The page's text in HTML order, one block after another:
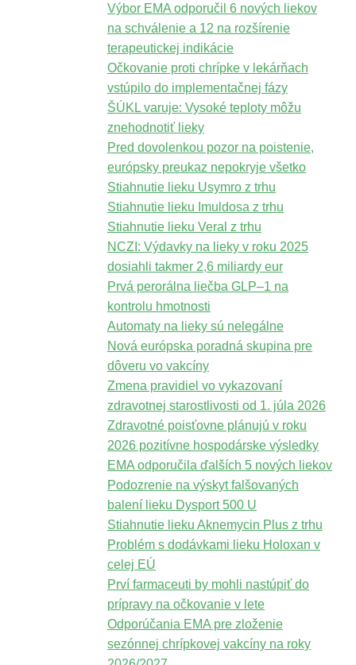
Výbor EMA odporučil 6 nových liekov
na schválenie a 12 na rozšírenie
terapeutickej indikácie
Očkovanie proti chrípke v lekárňach
vstúpilo do implementačnej fázy
ŠÚKL varuje: Vysoké teploty môžu
znehodnotiť lieky
Pred dovolenkou pozor na poistenie,
európsky preukaz nepokryje všetko
Stiahnutie lieku Usymro z trhu
Stiahnutie lieku Imuldosa z trhu
Stiahnutie lieku Veral z trhu
NCZI: Výdavky na lieky v roku 2025
dosiahli takmer 2,6 miliardy eur
Prvá perorálna liečba GLP–1 na
kontrolu hmotnosti
Automaty na lieky sú nelegálne
Nová európska poradná skupina pre
dôveru vo vakcíny
Zmena pravidiel vo vykazovaní
zdravotnej starostlivosti od 1. júla 2026
Zdravotné poisťovne plánujú v roku
2026 pozitívne hospodárske výsledky
EMA odporučila ďalších 5 nových liekov
Podozrenie na výskyt falšovaných
balení lieku Dysport 500 U
Stiahnutie lieku Aknemycin Plus z trhu
Problém s dodávkami lieku Holoxan v
celej EÚ
Prví farmaceuti by mohli nastúpiť do
prípravy na očkovanie v lete
Odporúčania EMA pre zloženie
sezónnej chrípkovej vakcíny na roky